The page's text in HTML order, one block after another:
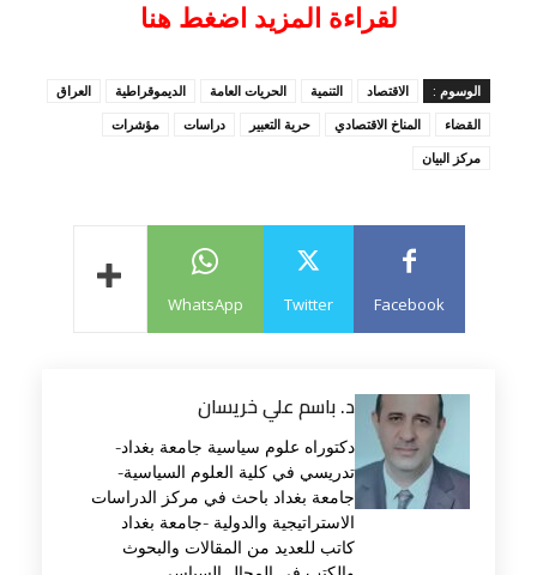
لقراءة المزيد اضغط هنا
الوسوم : الاقتصاد التنمية الحريات العامة الديموقراطية
العراق
القضاء
المناخ الاقتصادي حرية التعبير دراسات
مؤشرات
مركز البيان
Facebook
Twitter
WhatsApp
د. باسم علي خريسان
دكتوراه علوم سياسية جامعة بغداد-
تدريسي في كلية العلوم السياسية-
جامعة بغداد باحث في مركز الدراسات
الاستراتيجية والدولية -جامعة بغداد
كاتب للعديد من المقالات والبحوث